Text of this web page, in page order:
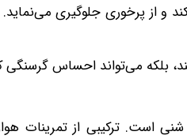
از پرخوری جلوگیری
بلکه می‌تواند احساس
است. ترکیبی از تمرینات